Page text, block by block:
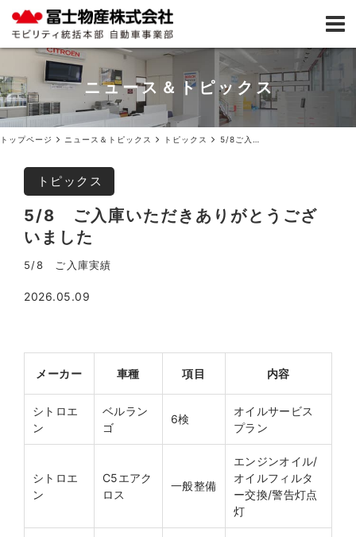
ニュース＆トピックス
トップページ ニュース＆トピックス トピックス
トピックス
5/8 ご入庫いただきありがとうござ
いました
5/8 ご入庫実績
2026.05.09
メーカー 車種 項目 内容
シトロエ
ン
ベルラン
ゴ
6検
オイルサービス
プラン
シトロエ
ン
C5エアク
ロス
一般整備
エンジンオイル/
オイルフィルタ
ー交換/警告灯点
灯